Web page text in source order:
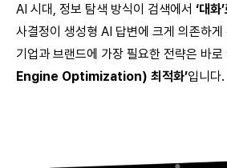
AI 시대, 정보 탐색 방식이 검색에서 ‘대화
사결정이 생성형 AI 답변에 크게 의존하게
기업과 브랜드에 가장 필요한 전략은 바로
Engine Optimization) 최적화’입니다.